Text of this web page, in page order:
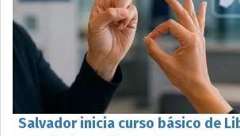
Salvador inicia curso básico de